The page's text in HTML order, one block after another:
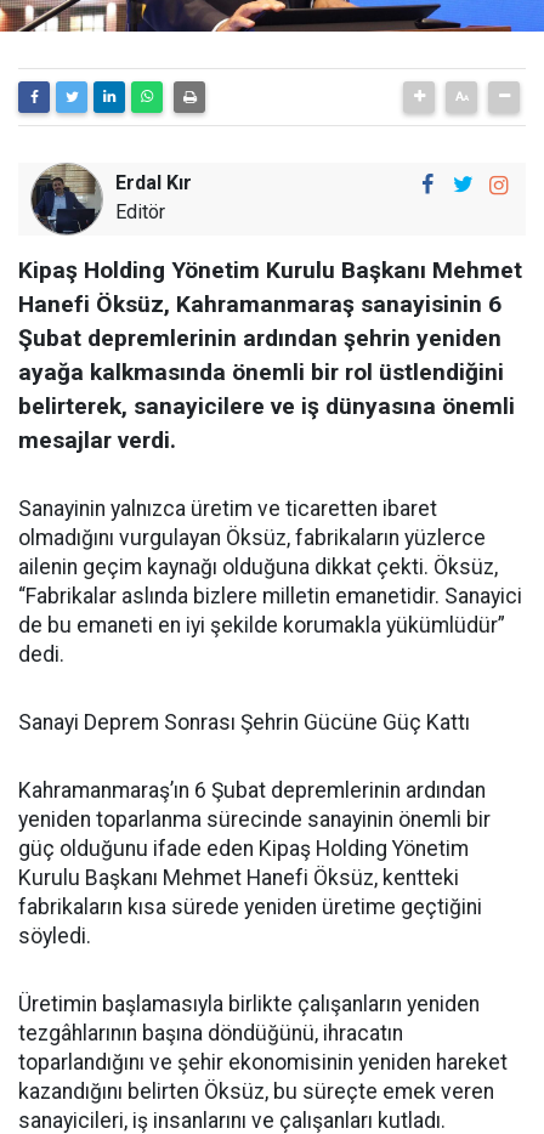
Erdal Kır
Editör
Kipaş Holding Yönetim Kurulu Başkanı Mehmet
Hanefi Öksüz, Kahramanmaraş sanayisinin 6
Şubat depremlerinin ardından şehrin yeniden
ayağa kalkmasında önemli bir rol üstlendiğini
belirterek, sanayicilere ve iş dünyasına önemli
mesajlar verdi.
Sanayinin yalnızca üretim ve ticaretten ibaret
olmadığını vurgulayan Öksüz, fabrikaların yüzlerce
ailenin geçim kaynağı olduğuna dikkat çekti. Öksüz,
“Fabrikalar aslında bizlere milletin emanetidir. Sanayici
de bu emaneti en iyi şekilde korumakla yükümlüdür”
dedi.
Sanayi Deprem Sonrası Şehrin Gücüne Güç Kattı
Kahramanmaraş’ın 6 Şubat depremlerinin ardından
yeniden toparlanma sürecinde sanayinin önemli bir
güç olduğunu ifade eden Kipaş Holding Yönetim
Kurulu Başkanı Mehmet Hanefi Öksüz, kentteki
fabrikaların kısa sürede yeniden üretime geçtiğini
söyledi.
Üretimin başlamasıyla birlikte çalışanların yeniden
tezgâhlarının başına döndüğünü, ihracatın
toparlandığını ve şehir ekonomisinin yeniden hareket
kazandığını belirten Öksüz, bu süreçte emek veren
sanayicileri, iş insanlarını ve çalışanları kutladı.